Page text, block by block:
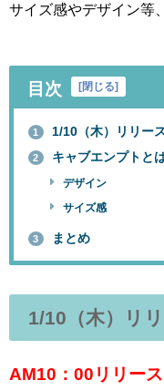
サイズ感やデザイン等
目次 [閉じる]
1 1/10（木）リリー
2 キャブエンプトと
デザイン
サイズ感
3 まとめ
1/10 （木）リ
AM10：00リリース